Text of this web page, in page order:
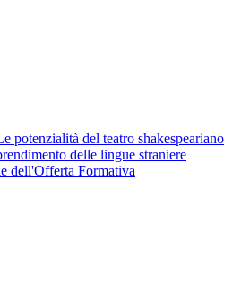
potenzialità del teatro shakespeariano
delle lingue straniere
dell'Offerta Formativa